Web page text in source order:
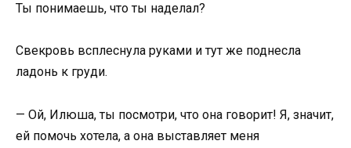
Ты понимаешь, что ты наделал?
Свекровь всплеснула руками и тут же поднесла
ладонь к груди.
— Ой, Илюша, ты посмотри, что она говорит! Я, значит,
ей помочь хотела, а она выставляет меня